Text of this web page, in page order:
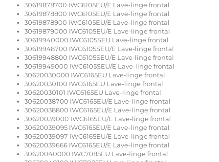
30619878700 IWC6105EU/E Lave-linge frontal
30619878800 IWC6105EU/E Lave-linge frontal
30619878900 IWC6105EU/E Lave-linge frontal
30619879000 IWC6105EU/E Lave-linge frontal
30619940000 IWC6105SEU Lave-linge frontal
30619948700 IWC6105SEU/E Lave-linge frontal
30619948800 IWC6105SEU/E Lave-linge frontal
30619949000 IWC6105SEU/E Lave-linge frontal
30620030000 IWC6165EU Lave-linge frontal
30620030100 IWC6165EU Lave-linge frontal
30620030101 IWC6165EU Lave-linge frontal
30620038700 IWC6165EU/E Lave-linge frontal
30620038800 IWC6165EU/E Lave-linge frontal
30620039000 IWC6165EU/E Lave-linge frontal
30620039095 IWC6165EU/E Lave-linge frontal
30620039097 IWC6165EU/E Lave-linge frontal
30620039666 IWC6165EU/E Lave-linge frontal
30620040000 IWC7085EU Lave-linge frontal